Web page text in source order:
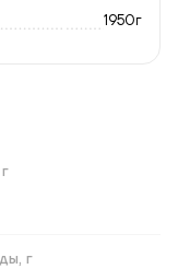
1950г
г